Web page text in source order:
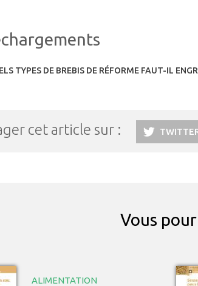
TYPES DE BREBIS DE RÉFORME FAUT-IL
cet article sur :
Vous
ALIMENTATION